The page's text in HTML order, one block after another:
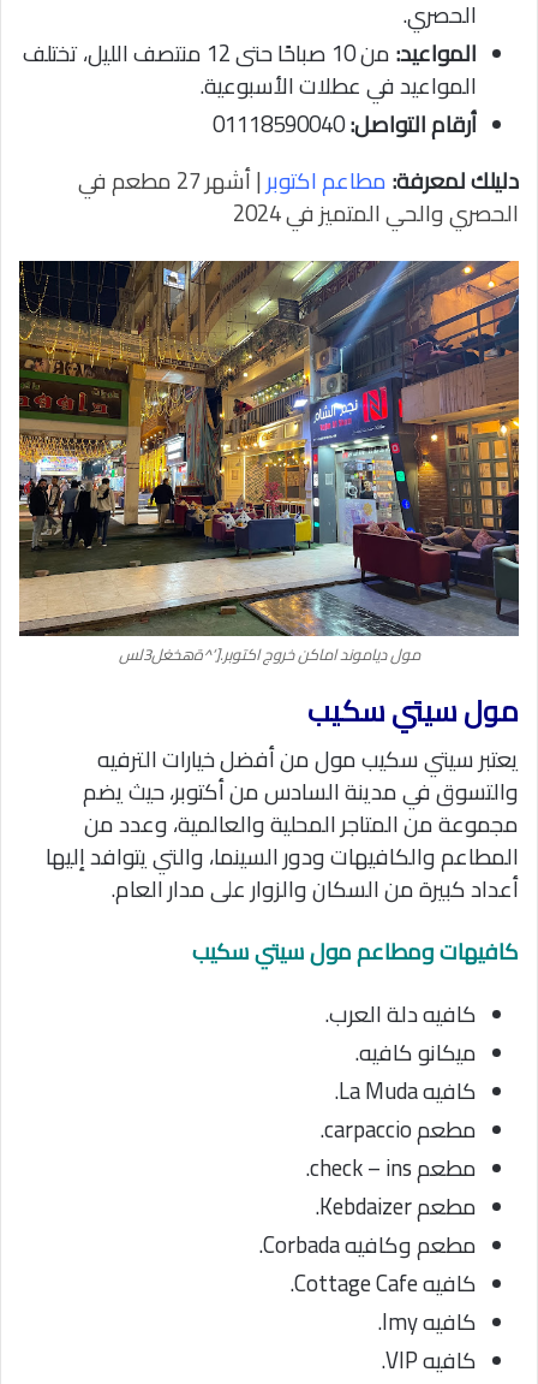
الحصري.
المواعيد:
من 10 صباحًا حتى 12 منتصف الليل، تختلف
المواعيد في عطلات الأسبوعية.
أرقام التواصل:01118590040
دليلك لمعرفة:مطاعم اكتوبر | أشهر 27 مطعم في
الحصري والحي المتميز في 2024
مول دياموند اماكن خروج اكتوبر.[‘^ةهخغل3لس
مول سيتي سكيب
يعتبر سيتي سكيب مول من أفضل خيارات الترفيه
والتسوق في مدينة السادس من أكتوبر، حيث يضم
مجموعة من المتاجر المحلية والعالمية، وعدد من
المطاعم والكافيهات ودور السينما، والتي يتوافد إليها
أعداد كبيرة من السكان والزوار على مدار العام.
كافيهات ومطاعم مول سيتي سكيب
كافيه دلة العرب.
ميكانو كافيه.
كافيه La Muda.
مطعم carpaccio.
مطعم check – ins.
مطعم Kebdaizer.
مطعم وكافيه Corbada.
كافيه Cottage Cafe.
كافيه Imy.
كافيه VIP.